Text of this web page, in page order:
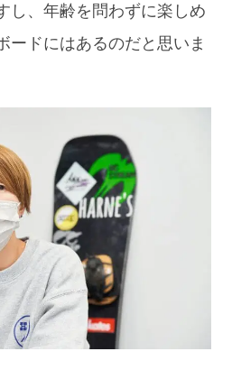
し、年齢を問わずに楽しめ
ードにはあるのだと思いま